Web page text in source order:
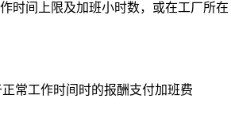
时间上限及加班小时数，或在工厂所在
常工作时间时的报酬支付加班费